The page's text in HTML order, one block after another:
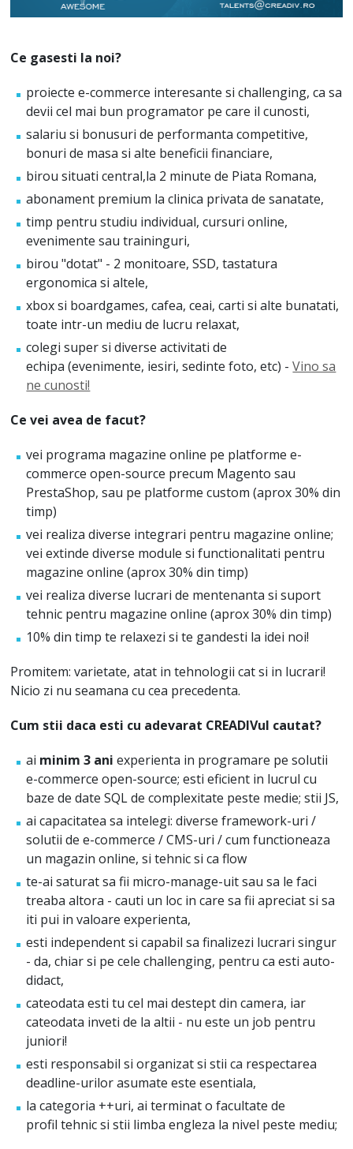
Ce gasesti la noi?
proiecte e-commerce interesante si challenging, ca sa
devii cel mai bun programator pe care il cunosti,
salariu si bonusuri de performanta competitive,
bonuri de masa si alte beneficii financiare,
birou situati central,la 2 minute de Piata Romana,
abonament premium la clinica privata de sanatate,
timp pentru studiu individual, cursuri online,
evenimente sau traininguri,
birou "dotat" - 2 monitoare, SSD, tastatura
ergonomica si altele,
xbox si boardgames, cafea, ceai, carti si alte bunatati,
toate intr-un mediu de lucru relaxat,
colegi super si diverse activitati de
echipa (evenimente, iesiri, sedinte foto, etc) -Vino sa
ne cunosti!
Ce vei avea de facut?
vei programa magazine online pe platforme e-
commerce open-source precum Magento sau
PrestaShop, sau pe platforme custom (aprox 30% din
timp)
vei realiza diverse integrari pentru magazine online;
vei extinde diverse module si functionalitati pentru
magazine online (aprox 30% din timp)
vei realiza diverse lucrari de mentenanta si suport
tehnic pentru magazine online (aprox 30% din timp)
10% din timp te relaxezi si te gandesti la idei noi!
Promitem: varietate, atat in tehnologii cat si in lucrari!
Nicio zi nu seamana cu cea precedenta.
Cum stii daca esti cu adevarat CREADIVul cautat?
ai minim 3 ani experienta in programare pe solutii
e-commerce open-source; esti eficient in lucrul cu
baze de date SQL de complexitate peste medie; stii JS,
ai capacitatea sa intelegi: diverse framework-uri /
solutii de e-commerce / CMS-uri / cum functioneaza
un magazin online, si tehnic si ca flow
te-ai saturat sa fii micro-manage-uit sau sa le faci
treaba altora - cauti un loc in care sa fii apreciat si sa
iti pui in valoare experienta,
esti independent si capabil sa finalizezi lucrari singur
- da, chiar si pe cele challenging, pentru ca esti auto-
didact,
cateodata esti tu cel mai destept din camera, iar
cateodata inveti de la altii - nu este un job pentru
juniori!
esti responsabil si organizat si stii ca respectarea
deadline-urilor asumate este esentiala,
la categoria ++uri, ai terminat o facultate de
profil tehnic si stii limba engleza la nivel peste mediu;